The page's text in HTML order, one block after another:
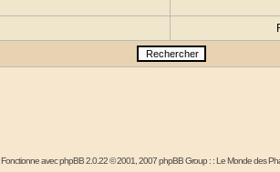
Fonctionne avecphpBB2.0.22 © 2001, 2007 phpBB Group : :Le Monde des